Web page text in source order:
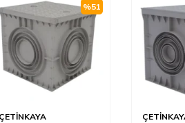
%51
ÇETİNKAYA